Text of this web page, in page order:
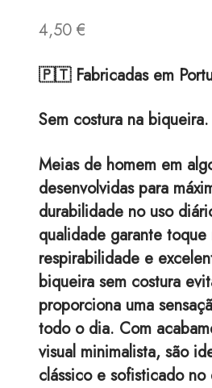
4,50 €
🇵🇹 Fabricadas em
Sem costura na biqueira.
Meias de homem em
desenvolvidas para
durabilidade no uso
qualidade garante toque
respirabilidade e
biqueira sem costura
proporciona uma
todo o dia. Com
visual minimalista, são
clássico e sofisticado